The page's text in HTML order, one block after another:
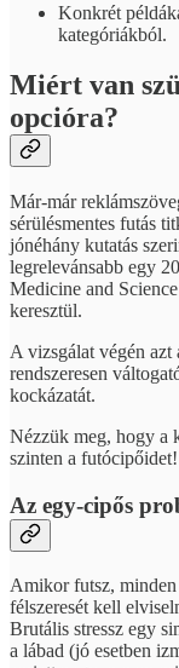
Konkrét
kategóriákból.
Miért van
opcióra?
Már-már
sérülésmentes futás
jónéhány kutatás
legrelevánsabb egy
Medicine and
keresztül.
A vizsgálat végén
rendszeresen
kockázatát.
Nézzük meg, hogy a
szinten a futócipőidet!
Az egy-cipős
Amikor futsz, minden
félszeresét kell
Brutális stressz egy
a lábad (jó esetben